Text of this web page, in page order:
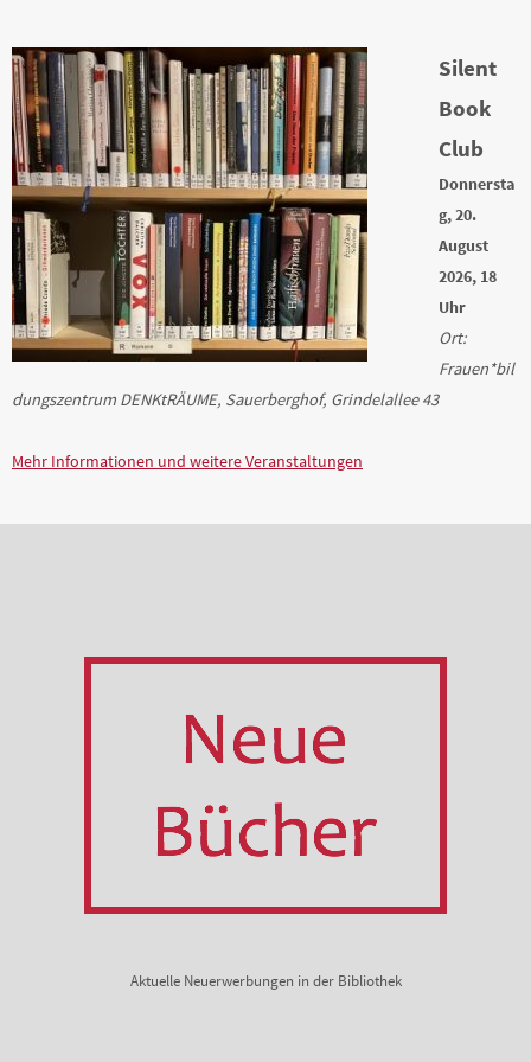
Silent
Book
Club
Donnersta
g, 20.
August
2026, 18
Uhr
Ort:
Frauen*bil
dungszentrum DENKtRÄUME, Sauerberghof, Grindelallee 43
Mehr Informationen und weitere Veranstaltungen
Aktuelle Neuerwerbungen in der Bibliothek